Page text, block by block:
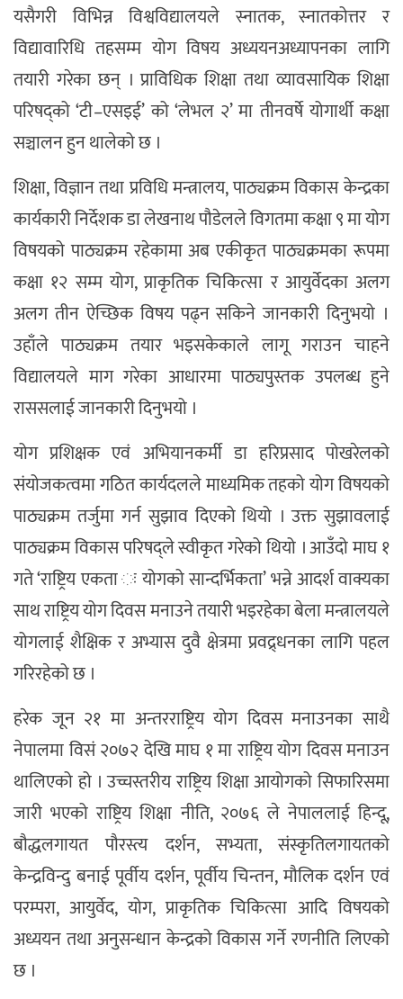
यसैगरी विभिन्न विश्वविद्यालयले स्नातक, स्नातकोत्तर र
विद्यावारिधि तहसम्म योग विषय अध्ययनअध्यापनका लागि
तयारी गरेका छन् । प्राविधिक शिक्षा तथा व्यावसायिक शिक्षा
परिषद्को ‘टी–एसइई’ को ‘लेभल २’ मा तीनवर्षे योगार्थी कक्षा
सञ्चालन हुन थालेको छ ।
शिक्षा, विज्ञान तथा प्रविधि मन्त्रालय, पाठ्यक्रम विकास केन्द्रका
कार्यकारी निर्देशक डा लेखनाथ पौडेलले विगतमा कक्षा ९ मा योग
विषयको पाठ्यक्रम रहेकामा अब एकीकृत पाठ्यक्रमका रूपमा
कक्षा १२ सम्म योग, प्राकृतिक चिकित्सा र आयुर्वेदका अलग
अलग तीन ऐच्छिक विषय पढ्न सकिने जानकारी दिनुभयो ।
उहाँले पाठ्यक्रम तयार भइसकेकाले लागू गराउन चाहने
विद्यालयले माग गरेका आधारमा पाठ्यपुस्तक उपलब्ध हुने
राससलाई जानकारी दिनुभयो ।
योग प्रशिक्षक एवं अभियानकर्मी डा हरिप्रसाद पोखरेलको
संयोजकत्वमा गठित कार्यदलले माध्यमिक तहको योग विषयको
पाठ्यक्रम तर्जुमा गर्न सुझाव दिएको थियो । उक्त सुझावलाई
पाठ्यक्रम विकास परिषद्ले स्वीकृत गरेको थियो । आउँदो माघ १
गते ‘राष्ट्रिय एकता ः योगको सान्दर्भिकता’ भन्ने आदर्श वाक्यका
साथ राष्ट्रिय योग दिवस मनाउने तयारी भइरहेका बेला मन्त्रालयले
योगलाई शैक्षिक र अभ्यास दुवै क्षेत्रमा प्रवद्र्धनका लागि पहल
गरिरहेको छ ।
हरेक जून २१ मा अन्तरराष्ट्रिय योग दिवस मनाउनका साथै
नेपालमा विसं २०७२ देखि माघ १ मा राष्ट्रिय योग दिवस मनाउन
थालिएको हो । उच्चस्तरीय राष्ट्रिय शिक्षा आयोगको सिफारिसमा
जारी भएको राष्ट्रिय शिक्षा नीति, २०७६ ले नेपाललाई हिन्दू,
बौद्धलगायत पौरस्त्य दर्शन, सभ्यता, संस्कृतिलगायतको
केन्द्रविन्दु बनाई पूर्वीय दर्शन, पूर्वीय चिन्तन, मौलिक दर्शन एवं
परम्परा, आयुर्वेद, योग, प्राकृतिक चिकित्सा आदि विषयको
अध्ययन तथा अनुसन्धान केन्द्रको विकास गर्ने रणनीति लिएको
छ ।